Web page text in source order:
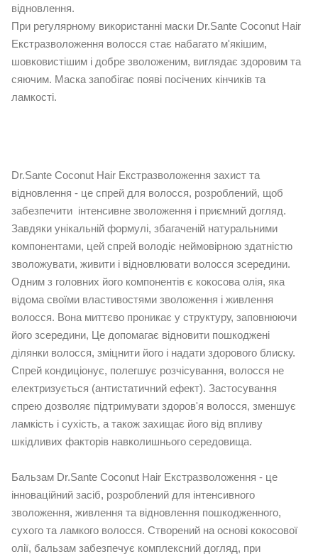
відновлення.
При регулярному використанні маски Dr.Sante Coconut Hair
Екстразволоження волосся стає набагато м'якішим,
шовковистішим і добре зволоженим, виглядає здоровим та
сяючим. Маска запобігає появі посічених кінчиків та
ламкості.
Dr.Sante Coconut Hair Екстразволоження захист та
відновлення - це спрей для волосся, розроблений, щоб
забезпечити інтенсивне зволоження і приємний догляд.
Завдяки унікальній формулі, збагаченій натуральними
компонентами, цей спрей володіє неймовірною здатністю
зволожувати, живити і відновлювати волосся зсередини.
Одним з головних його компонентів є кокосова олія, яка
відома своїми властивостями зволоження і живлення
волосся. Вона миттєво проникає у структуру, заповнюючи
його зсередини, Це допомагає відновити пошкоджені
ділянки волосся, зміцнити його і надати здорового блиску.
Спрей кондиціонує, полегшує розчісування, волосся не
електризується (антистатичний ефект). Застосування
спрею дозволяє підтримувати здоров'я волосся, зменшує
ламкість і сухість, а також захищає його від впливу
шкідливих факторів навколишнього середовища.
Бальзам Dr.Sante Coconut Hair Екстразволоження - це
інноваційний засіб, розроблений для інтенсивного
зволоження, живлення та відновлення пошкодженного,
сухого та ламкого волосся. Створений на основі кокосової
олії, бальзам забезпечує комплексний догляд, при